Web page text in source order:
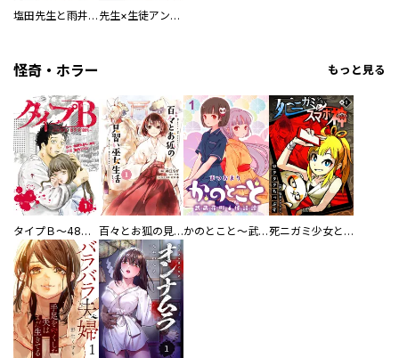
塩田先生と雨井ちゃん 先生×生徒アンソロジー
怪奇・ホラー もっと見る
タイプＢ～48時間後、致死率100％～【単話】 百々とお狐の見習い巫女生活【単行本版】 かのとこと～武蔵花町怪話譚～ 【連載版】 死ニガミ少女とスマホ神